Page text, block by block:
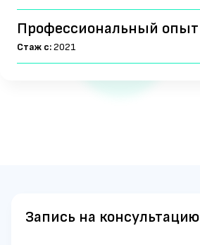
Профессиональный опыт
Стаж с:2021
Запись на консультацию